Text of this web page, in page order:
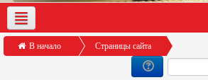
О нас Демо-доступ Помощь по работе с
В начало
Страницы сайта